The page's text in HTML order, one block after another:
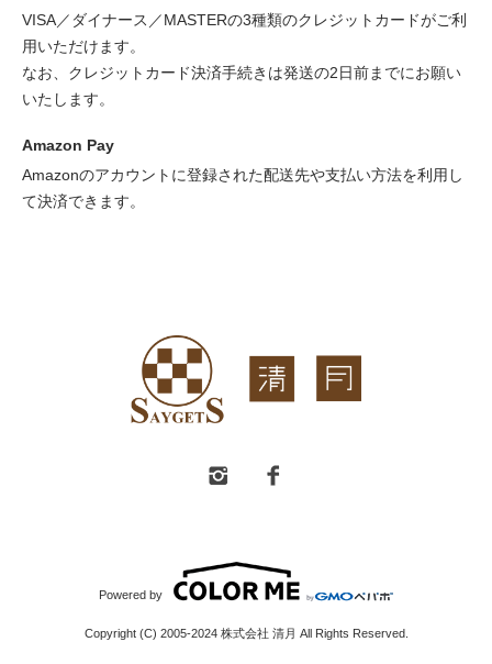
VISA／ダイナース／MASTERの3種類のクレジットカードがご利
用いただけます。
なお、クレジットカード決済手続きは発送の2日前までにお願い
いたします。
Amazon Pay
Amazonのアカウントに登録された配送先や支払い方法を利用し
て決済できます。
Powered by
Copyright (C) 2005-2024 株式会社 清月 All Rights Reserved.